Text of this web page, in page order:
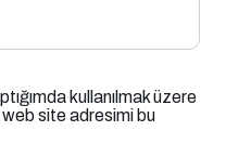
kullanılmak üzere
web site adresimi bu